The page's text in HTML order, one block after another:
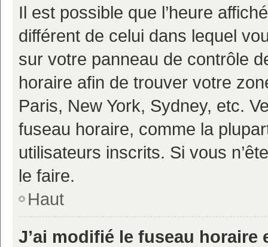
Il est possible que l’heure
différent de celui dans lequel
sur votre panneau de contrôle
horaire afin de trouver votre
Paris, New York, Sydney, etc.
fuseau horaire, comme la
utilisateurs inscrits. Si vous
le faire.
Haut
J’ai modifié le fuseau horaire